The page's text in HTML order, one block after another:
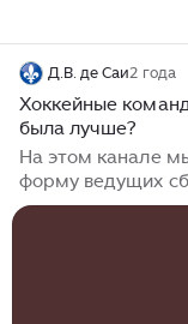
Д.В. де Саи2 года
Хоккейные
была лучше?
На этом канале
форму ведущих
Высшей лиги в